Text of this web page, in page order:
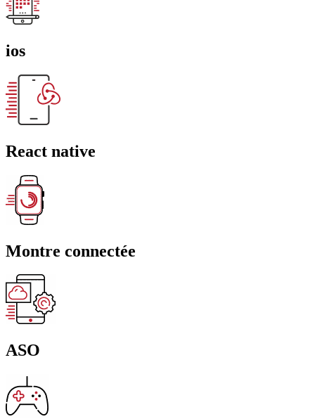
ios
React native
Montre connectée
ASO